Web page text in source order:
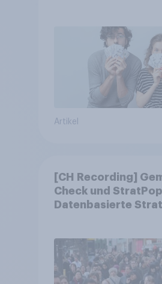
Artikel
[CH Recording]
Check und
Datenbasierte